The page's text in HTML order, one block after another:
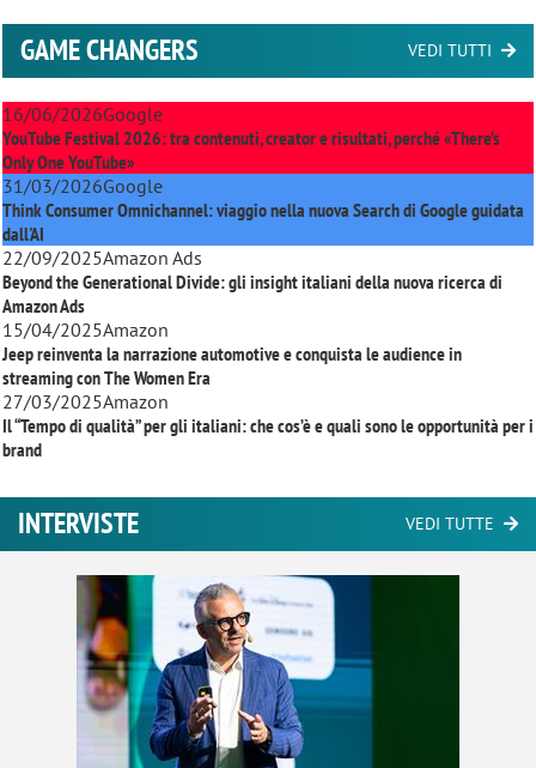
GAME CHANGERS VEDI TUTTI
16/06/2026Google
YouTube Festival 2026: tra contenuti, creator e risultati, perché «There’s
Only One YouTube»
31/03/2026Google
Think Consumer Omnichannel: viaggio nella nuova Search di Google guidata
dall'AI
22/09/2025Amazon Ads
Beyond the Generational Divide: gli insight italiani della nuova ricerca di
Amazon Ads
15/04/2025Amazon
Jeep reinventa la narrazione automotive e conquista le audience in
streaming conThe Women Era
27/03/2025Amazon
Il “Tempo di qualità” per gli italiani: che cos’è e quali sono le opportunità per i
brand
INTERVISTE VEDI TUTTE